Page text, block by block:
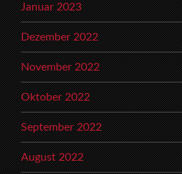
Januar 2023
Dezember 2022
November 2022
Oktober 2022
September 2022
August 2022